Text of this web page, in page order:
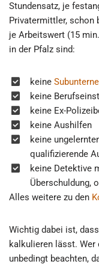
Stundensatz, je
Privatermittler, schon
je Arbeitswert (15
in der Pfalz sind:
keine
keine
keine Ex-
keine Aushilfen
keine
qualifizierende
keine Detektive
Überschuldung,
Alles weitere zu den
Wichtig dabei ist,
kalkulieren lässt.
unbedingt beachten,